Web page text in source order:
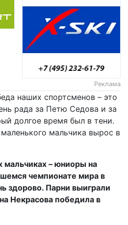
Реклама
наших спортсменов – это
рада за Петю Седова и за
долгое время был в тени.
мальчика вырос в
мальчиках – юниоры на
чемпионате мира в
здорово. Парни выиграли
Некрасова победила в